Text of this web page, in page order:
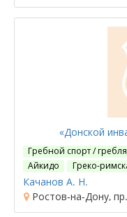
«Донской
Гребной спорт / гребля
Айкидо
Греко-
Качанов А. Н.
Ростов-на-Дону,